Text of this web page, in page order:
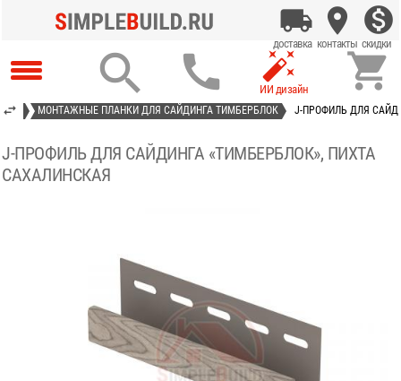
   
МОНТАЖНЫЕ ПЛАНКИ ДЛЯ САЙДИНГА ТИМБЕРБЛОК J-ПРОФИЛЬ ДЛЯ
J-ПРОФИЛЬ ДЛЯ САЙДИНГА «ТИМБЕРБЛОК», ПИХТА
САХАЛИНСКАЯ